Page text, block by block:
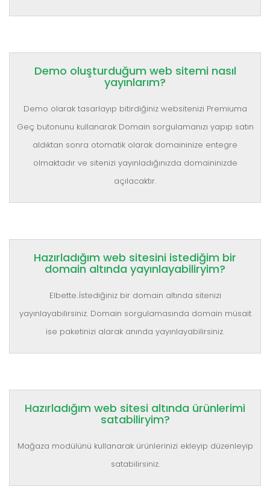
Demo oluşturduğum web sitemi nasıl
yayınlarım?
Demo olarak tasarlayıp bitirdiğiniz websitenizi Premiuma
Geç butonunu kullanarak Domain sorgulamanızı yapıp satın
aldıktan sonra otomatik olarak domaininize entegre
olmaktadır ve sitenizi yayınladığınızda domaininizde
açılacaktır.
Hazırladığım web sitesini istediğim bir
domain altında yayınlayabiliryim?
Elbette..İstediğiniz bir domain altında sitenizi
yayınlayabilirsiniz. Domain sorgulamasında domain müsait
ise paketinizi alarak anında yayınlayabilirsiniz.
Hazırladığım web sitesi altında ürünlerimi
satabiliryim?
Mağaza modülünü kullanarak ürünlerinizi ekleyip düzenleyip
satabilirsiniz.